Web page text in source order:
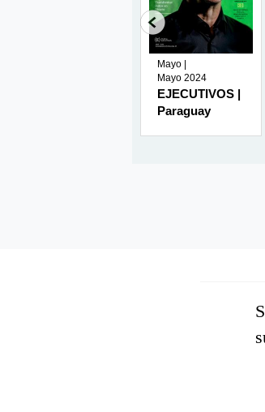
Mayo |
Mayo 2024
EJECUTIVOS |
Paraguay